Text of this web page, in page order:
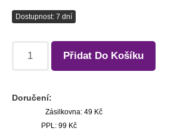
Dostupnost: 7 dní
Přidat Do Košíku
Doručení:
Zásilkovna: 49 Kč
PPL: 99 Kč